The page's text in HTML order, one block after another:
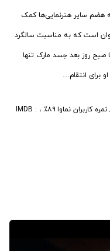
هضم سایر هنرنمایی‌ها کمک
است که به مناسبت سالگرد
صبح روز بعد جسد مارک تنها
برای انتقام…
سال ساخت ۲۰۲۱ / ۸۶ دقیقه / ترسناک، مهیج / نمره کاربران نماوا ۸۹٪ ، IMDB :